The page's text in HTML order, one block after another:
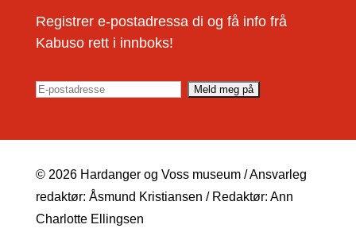
Registrer e-postadressa di og få info frå
Kabuso rett i innboks!
© 2026 Hardanger og Voss museum / Ansvarleg
redaktør: Åsmund Kristiansen / Redaktør: Ann
Charlotte Ellingsen